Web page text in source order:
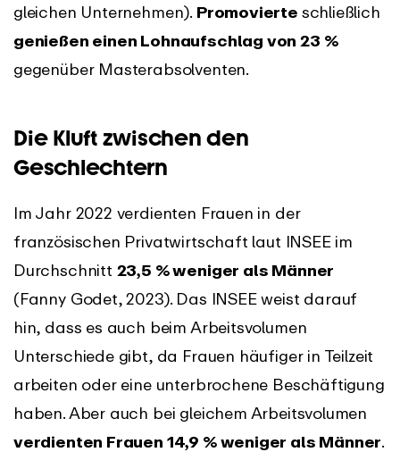
gleichen Unternehmen). Promovierte schließlich
genießen einen Lohnaufschlag von 23 %
gegenüber Masterabsolventen.
Die Kluft zwischen den
Geschlechtern
Im Jahr 2022 verdienten Frauen in der
französischen Privatwirtschaft laut INSEE im
Durchschnitt 23,5 % weniger als Männer
(Fanny Godet, 2023). Das INSEE weist darauf
hin, dass es auch beim Arbeitsvolumen
Unterschiede gibt, da Frauen häufiger in Teilzeit
arbeiten oder eine unterbrochene Beschäftigung
haben. Aber auch bei gleichem Arbeitsvolumen
verdienten Frauen 14,9 % weniger als Männer.